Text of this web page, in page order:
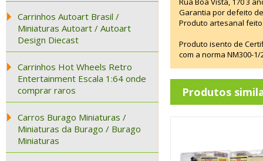
Carrinhos Autoart Brasil /
Miniaturas Autoart / Autoart
Design Diecast
Carrinhos Hot Wheels Retro
Entertainment Escala 1:64 onde
comprar raros
Carros Burago Miniaturas /
Miniaturas da Burago / Burago
Miniaturas
Garantia por defeito
Produto artesanal
Produto isento de
com a norma NM300-
Produtos